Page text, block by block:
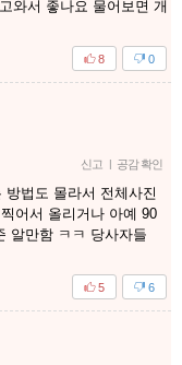
와서 좋나요 물어보면 개
0
8
신고 | 공감 확인
법도 몰라서 전체사진
어서 올리거나 아예 90
알만함 ㅋㅋ 당사자들
6
5